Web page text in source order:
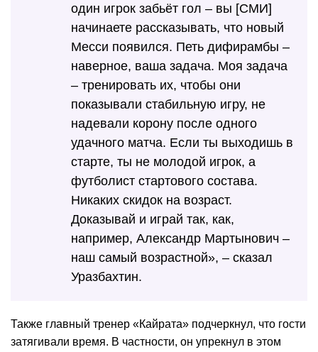
один игрок забьёт гол – вы [СМИ]
начинаете рассказывать, что новый
Месси появился. Петь дифирамбы –
наверное, ваша задача. Моя задача
– тренировать их, чтобы они
показывали стабильную игру, не
надевали корону после одного
удачного матча. Если ты выходишь в
старте, ты не молодой игрок, а
футболист стартового состава.
Никаких скидок на возраст.
Доказывай и играй так, как,
например, Александр Мартынович –
наш самый возрастной», – сказал
Уразбахтин.
Также главный тренер «Кайрата» подчеркнул, что гости
затягивали время. В частности, он упрекнул в этом